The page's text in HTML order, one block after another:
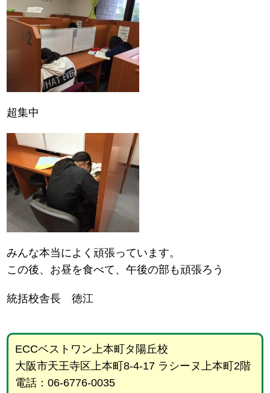
超集中
みんな本当によく頑張っています。
この後、お昼を食べて、午後の部も頑張ろう
統括校舎長 徳江
ECCベストワン上本町タ陽丘校
大阪市天王寺区上本町8-4-17 ラシーヌ上本町2階
電話：06-6776-0035